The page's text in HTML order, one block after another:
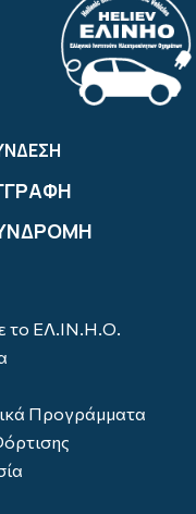
το ΕΛ.ΙΝ.Η.Ο.
Προγράμματα